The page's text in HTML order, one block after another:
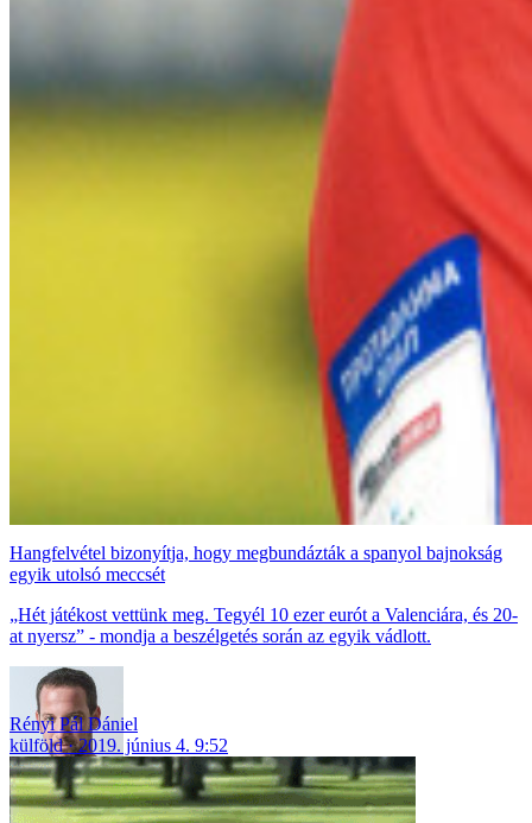
Hangfelvétel bizonyítja, hogy megbundázták a spanyol bajnokság
egyik utolsó meccsét
„Hét játékost vettünk meg. Tegyél 10 ezer eurót a Valenciára, és 20-
at nyersz” - mondja a beszélgetés során az egyik vádlott.
Rényi Pál Dániel
külföld
2019. június 4. 9:52